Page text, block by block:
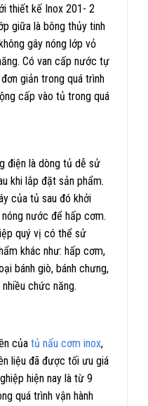
thiết kế Inox 201- 2
giữa là bông thủy tinh
gây nóng lớp vỏ
Có van cấp nước tự
giản trong quá trình
cấp vào tủ trong quá
điện là dòng tủ dễ sử
khi lắp đặt sản phẩm.
của tủ sau đó khởi
nước để hấp cơm.
quý vị có thể sử
khác như: hấp cơm,
bánh giò, bánh chưng,
chức năng.
của tủ nấu cơm inox,
liệu đã được tối ưu giá
hiện nay là từ 9
quá trình vận hành